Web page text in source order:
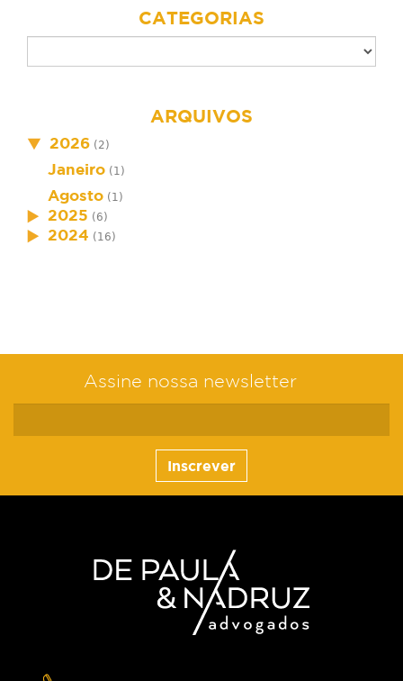
CATEGORIAS
ARQUIVOS
2026 (2)
Janeiro (1)
Agosto (1)
2025 (6)
2024 (16)
Assine nossa newsletter
Inscrever